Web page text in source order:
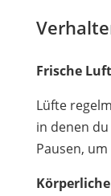
Frische Luft
Lüfte
in denen
Pausen,